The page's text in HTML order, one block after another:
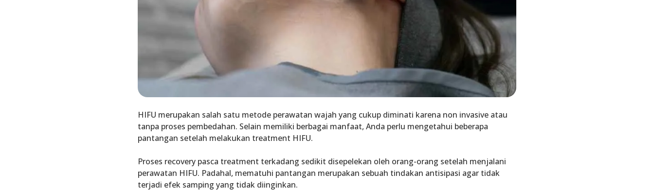
HIFU merupakan salah satu metode perawatan wajah yang cukup diminati karena non invasive atau
tanpa proses pembedahan. Selain memiliki berbagai manfaat, Anda perlu mengetahui beberapa
pantangan setelah melakukan treatment HIFU.
Proses recovery pasca treatment terkadang sedikit disepelekan oleh orang-orang setelah menjalani
perawatan HIFU. Padahal, mematuhi pantangan merupakan sebuah tindakan antisipasi agar tidak
terjadi efek samping yang tidak diinginkan.